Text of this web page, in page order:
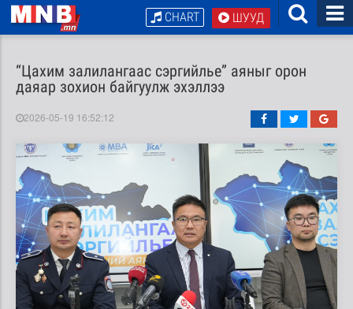
ШУУД
CHART
“Цахим залилангаас сэргийлье” аяныг орон
даяар зохион байгуулж эхэллээ
2026-05-19 16:52:12